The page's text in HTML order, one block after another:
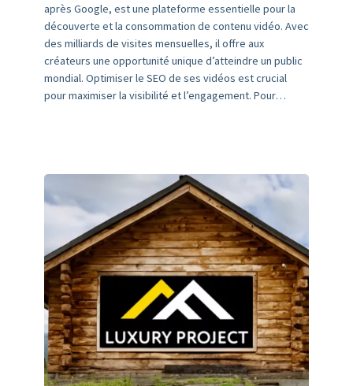
après Google, est une plateforme essentielle pour la
découverte et la consommation de contenu vidéo. Avec
des milliards de visites mensuelles, il offre aux
créateurs une opportunité unique d’atteindre un public
mondial. Optimiser le SEO de ses vidéos est crucial
pour maximiser la visibilité et l’engagement. Pour…